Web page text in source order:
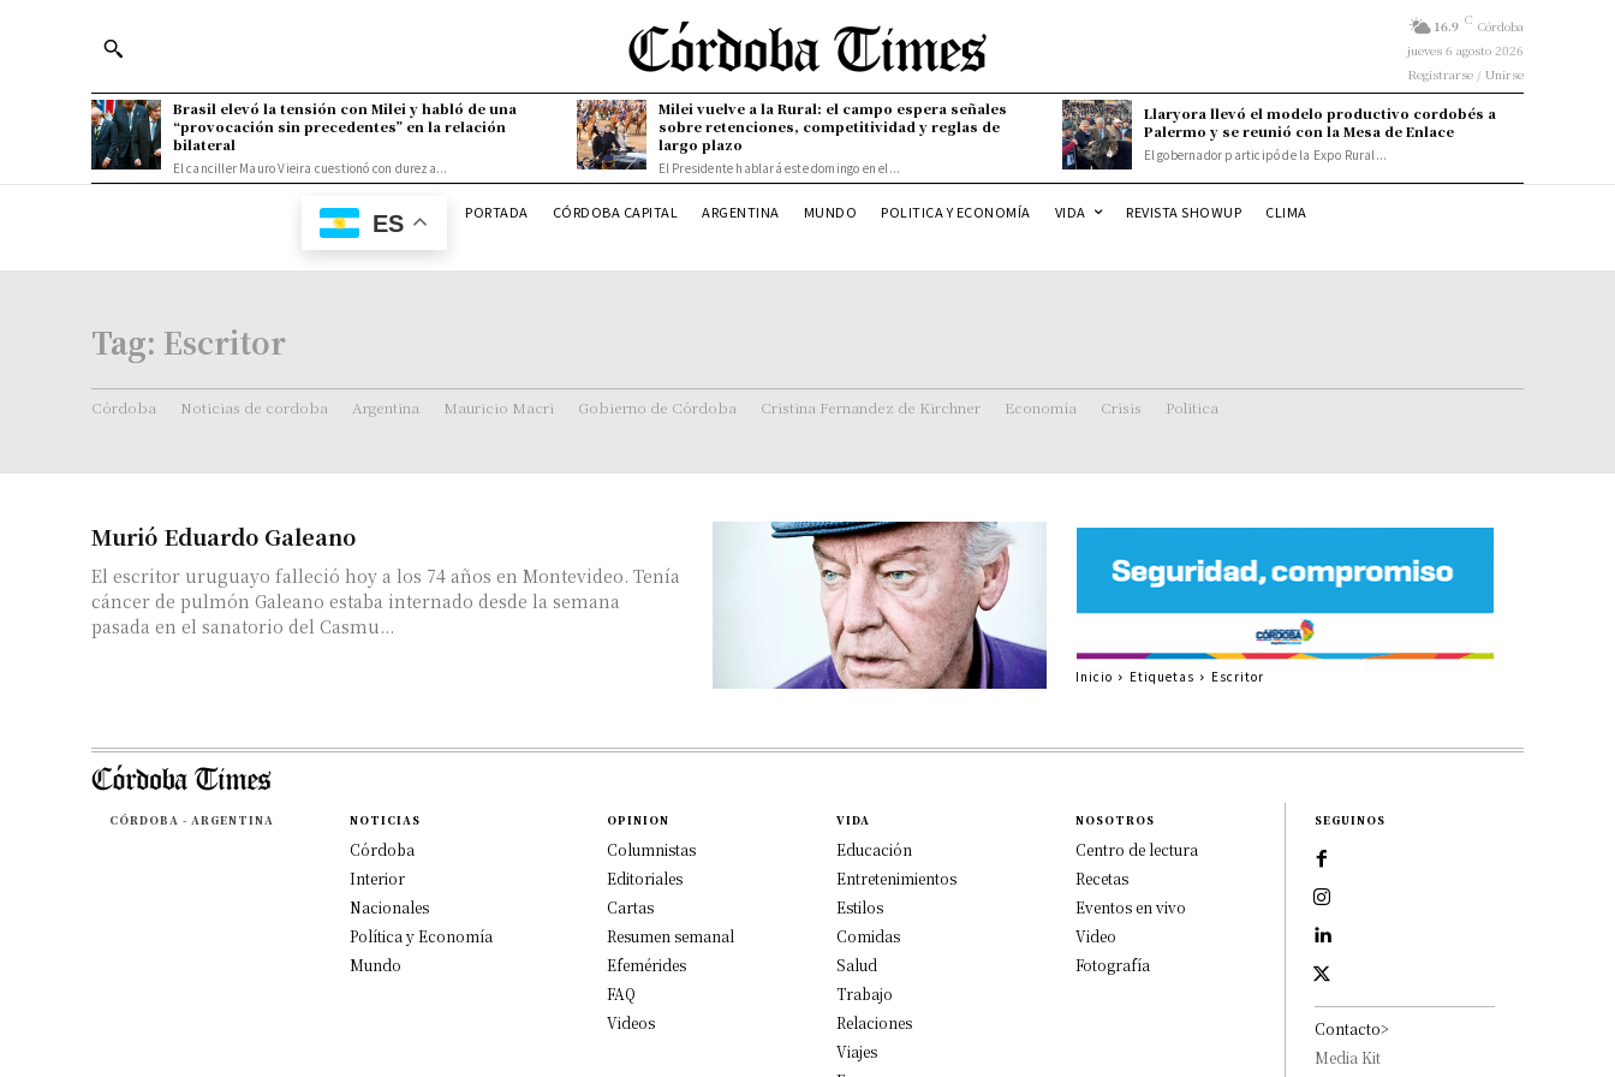
16.9 C Córdoba
jueves 6 agosto 2026
Registrarse / Unirse
Brasil elevó la tensión con Milei y habló de una
“provocación sin precedentes” en la relación
bilateral
El canciller Mauro Vieira cuestionó con dureza...
Milei vuelve a la Rural: el campo espera señales
sobre retenciones, competitividad y reglas de
largo plazo
El Presidente hablará este domingo en el...
Llaryora llevó el modelo productivo cordobés a
Palermo y se reunió con la Mesa de Enlace
El gobernador participó de la Expo Rural...
ES PORTADA CÓRDOBA CAPITAL ARGENTINA MUNDO POLITICA Y ECONOMÍA VIDA REVISTA SHOWUP CLIMA
Tag: Escritor
Córdoba Noticias de cordoba Argentina Mauricio Macri Gobierno de Córdoba Cristina Fernandez de Kirchner Economía Crisis Politica
Murió Eduardo Galeano
El escritor uruguayo falleció hoy a los 74 años en Montevideo. Tenía
cáncer de pulmón Galeano estaba internado desde la semana
pasada en el sanatorio del Casmu...
Inicio Etiquetas Escritor
CÓRDOBA - ARGENTINA NOTICIAS
Córdoba
Interior
Nacionales
Política y Economía
Mundo
OPINION
Columnistas
Editoriales
Cartas
Resumen semanal
Efemérides
FAQ
Videos
VIDA
Educación
Entretenimientos
Estilos
Comidas
Salud
Trabajo
Relaciones
Viajes
NOSOTROS
Centro de lectura
Recetas
Eventos en vivo
Video
Fotografía
SEGUINOS
Contacto>
Media Kit